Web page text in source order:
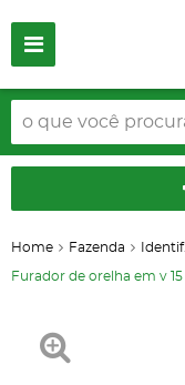
Home Fazenda
Furador de orelha em v